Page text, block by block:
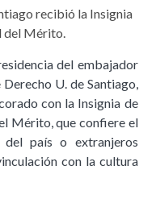
recibió la Insignia
del Mérito.
del embajador
U. de Santiago,
con la Insignia de
Mérito, que confiere el
del país o extranjeros
con la cultura